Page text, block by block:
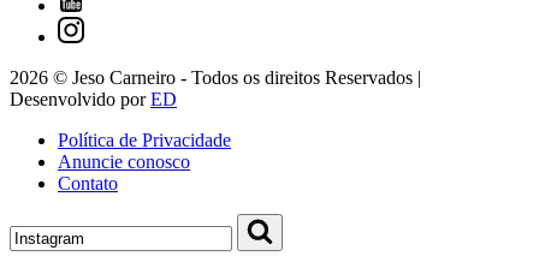
2026 © Jeso Carneiro - Todos os direitos Reservados |
Desenvolvido porED
Política de Privacidade
Anuncie conosco
Contato